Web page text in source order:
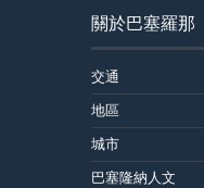
關於巴塞羅那
交通
地區
城市
巴塞隆納人文